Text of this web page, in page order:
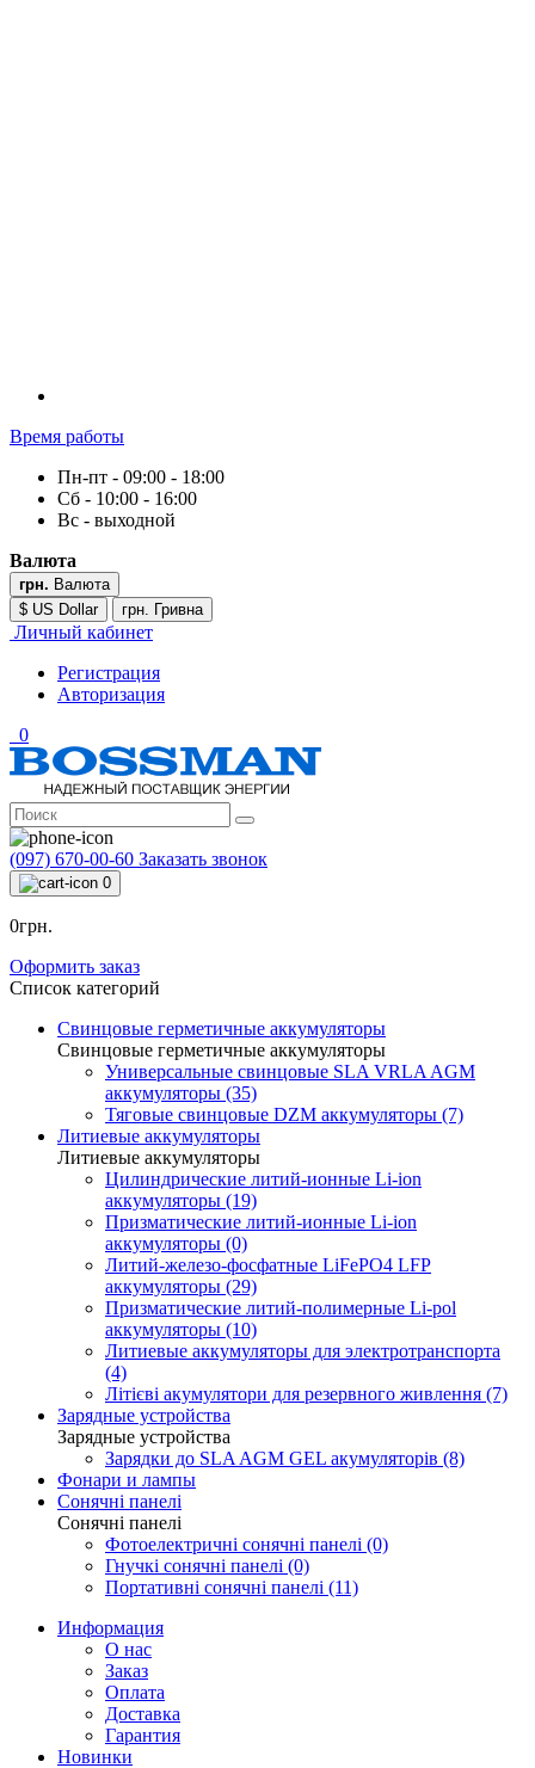
Время работы
Пн-пт - 09:00 - 18:00
Сб - 10:00 - 16:00
Вс - выходной
Валюта
грн. Валюта
$ US Dollar
грн. Гривна
Личный кабинет
Регистрация
Авторизация
0
(097) 670-00-60 Заказать звонок
0
0грн.
Оформить заказ
Список категорий
Свинцовые герметичные аккумуляторы
Свинцовые герметичные аккумуляторы
Универсальные свинцовые SLA VRLA AGM
аккумуляторы (35)
Тяговые свинцовые DZM аккумуляторы (7)
Литиевые аккумуляторы
Литиевые аккумуляторы
Цилиндрические литий-ионные Li-ion
аккумуляторы (19)
Призматические литий-ионные Li-ion
аккумуляторы (0)
Литий-железо-фосфатные LiFePO4 LFP
аккумуляторы (29)
Призматические литий-полимерные Li-pol
аккумуляторы (10)
Литиевые аккумуляторы для электротранспорта
(4)
Літієві акумулятори для резервного живлення (7)
Зарядные устройства
Зарядные устройства
Зарядки до SLA AGM GEL акумуляторів (8)
Фонари и лампы
Сонячні панелі
Сонячні панелі
Фотоелектричні cонячні панелі (0)
Гнучкі cонячні панелі (0)
Портативні сонячні панелі (11)
Информация
О нас
Заказ
Оплата
Доставка
Гарантия
Новинки